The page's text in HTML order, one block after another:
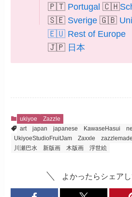
🇵🇹 Portugal 🇨🇭
🇸🇪 Sverige🇬🇧
🇪🇺 Rest of Europe
🇯🇵 日本
ukiyoe
Zazzle
art
japan japanese KawaseHasui
UkiyoeStudioFruitJam
Zaxxle zazzlemade
川瀬巴水
新版画 木版画 浮世絵
よかったらシェアし